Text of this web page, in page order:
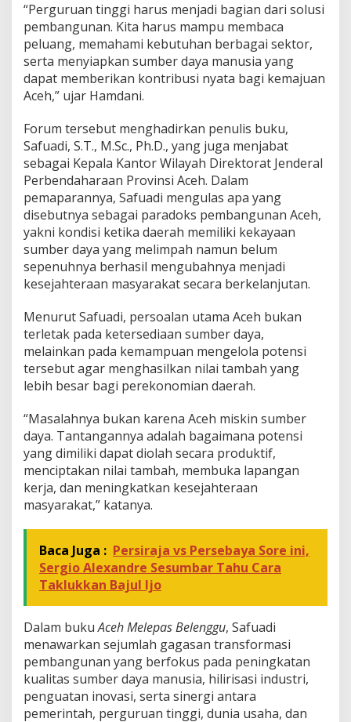
“Perguruan tinggi harus menjadi bagian dari solusi
pembangunan. Kita harus mampu membaca
peluang, memahami kebutuhan berbagai sektor,
serta menyiapkan sumber daya manusia yang
dapat memberikan kontribusi nyata bagi kemajuan
Aceh,” ujar Hamdani.
Forum tersebut menghadirkan penulis buku,
Safuadi, S.T., M.Sc., Ph.D., yang juga menjabat
sebagai Kepala Kantor Wilayah Direktorat Jenderal
Perbendaharaan Provinsi Aceh. Dalam
pemaparannya, Safuadi mengulas apa yang
disebutnya sebagai paradoks pembangunan Aceh,
yakni kondisi ketika daerah memiliki kekayaan
sumber daya yang melimpah namun belum
sepenuhnya berhasil mengubahnya menjadi
kesejahteraan masyarakat secara berkelanjutan.
Menurut Safuadi, persoalan utama Aceh bukan
terletak pada ketersediaan sumber daya,
melainkan pada kemampuan mengelola potensi
tersebut agar menghasilkan nilai tambah yang
lebih besar bagi perekonomian daerah.
“Masalahnya bukan karena Aceh miskin sumber
daya. Tantangannya adalah bagaimana potensi
yang dimiliki dapat diolah secara produktif,
menciptakan nilai tambah, membuka lapangan
kerja, dan meningkatkan kesejahteraan
masyarakat,” katanya.
Baca Juga : Persiraja vs Persebaya Sore ini,
Sergio Alexandre Sesumbar Tahu Cara
Taklukkan Bajul Ijo
Dalam bukuAceh Melepas Belenggu, Safuadi
menawarkan sejumlah gagasan transformasi
pembangunan yang berfokus pada peningkatan
kualitas sumber daya manusia, hilirisasi industri,
penguatan inovasi, serta sinergi antara
pemerintah, perguruan tinggi, dunia usaha, dan